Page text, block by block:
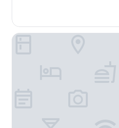
Hotel O De Luna Hotel